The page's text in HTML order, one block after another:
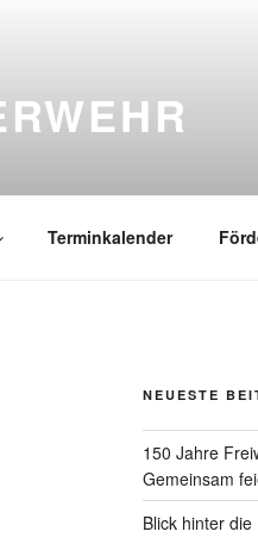
Terminkalender
NEUESTE
150 Jahre
Gemeinsam
Blick hinter